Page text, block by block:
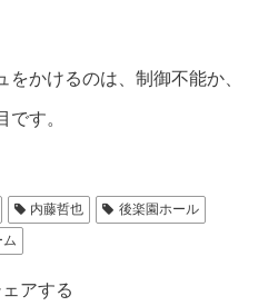
かけるのは、制御不能か、
す。
内藤哲也
後楽園ホール
ム
ェアする